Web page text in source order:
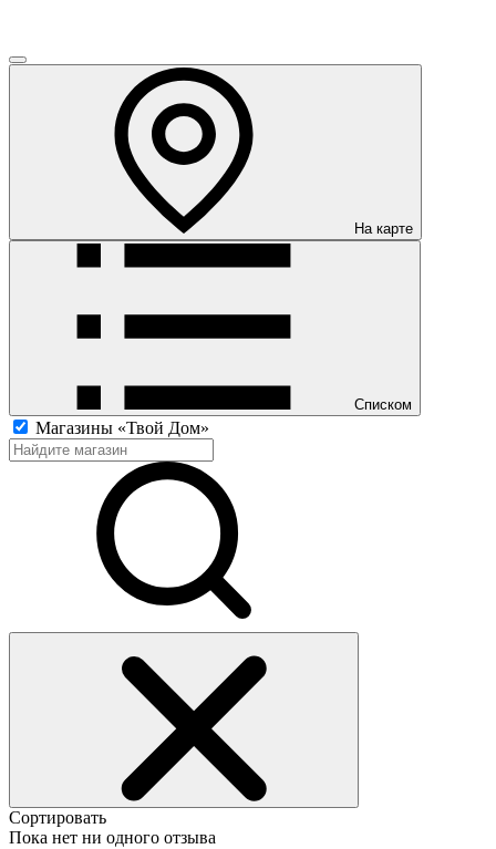
На карте
Списком
Магазины «Твой Дом»
Сортировать
Пока нет ни одного отзыва